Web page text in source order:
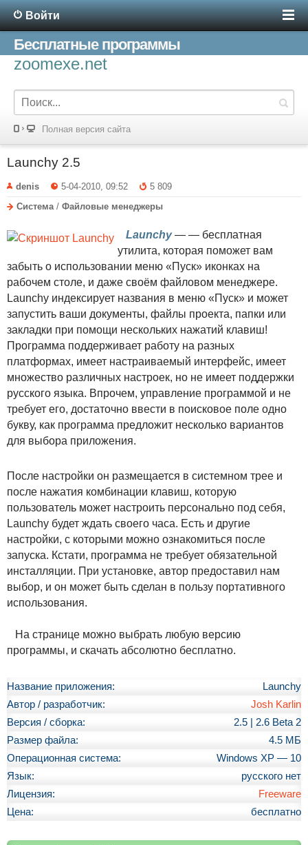
Войти
Бесплатные программы
zoomexe.net
Полная версия сайта
Launchy 2.5
denis 5-04-2010, 09:52
5 809
Система / Файловые менеджеры
Launchy— — бесплатная
утилита, которая поможет вам
забыть о использовании меню «Пуск» иконках на
рабочем столе, и даже своём файловом менеджере.
Launchy индексирует названия в меню «Пуск» и может
запустить ваши документы, файлы проекта, папки или
закладки при помощи нескольких нажатий клавиш!
Программа поддерживает работу на разных
платформах, имеет настраиваемый интерфейс, имеет
множество различных настроек, но не имеет поддержки
русского языка. Впрочем, управление программой и не
требует его, достаточно ввести в поисковое поле одно
букву, как программа предложит несколько вариантов
для выбора приложения.
После настройки он размещается в системном трее и
после нажатия комбинации клавиш, которую
пользователь может настроить персонально под себя,
Launchy будет ждать своего часа. Есть и другие
настройки, с которыми можно ознакомиться после
запуска. Кстати, программа не требует обязательной
инсталляции. При установке, автор предоставил нам
выбор, и он может быть сделан в пользу портативного
использования.
На странице можно выбрать любую версию
программы, и скачать абсолютно бесплатно.
Название приложения:
Launchy
Автор / разработчик:
Josh Karlin
Версия / сборка:
2.5 | 2.6 Beta 2
Размер файла:
4.5 МБ
Операционная система:
Windows XP — 10
Язык:
русского нет
Лицензия:
Freeware
Цена:
бесплатно